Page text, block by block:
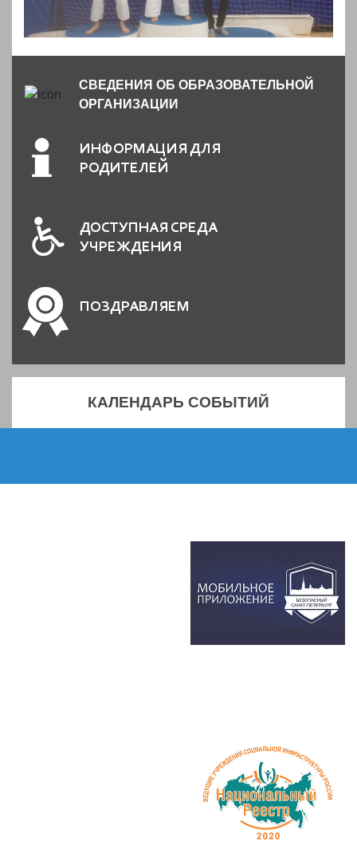
СВЕДЕНИЯ ОБ ОБРАЗОВАТЕЛЬНОЙ
ОРГАНИЗАЦИИ
ИНФОРМАЦИЯ ДЛЯ
РОДИТЕЛЕЙ
ДОСТУПНАЯ СРЕДА
УЧРЕЖДЕНИЯ
ПОЗДРАВЛЯЕМ
КАЛЕНДАРЬ СОБЫТИЙ